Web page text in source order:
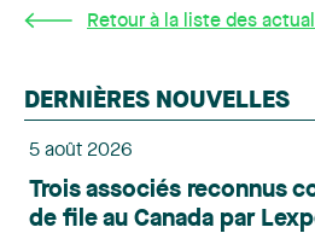
Retour à la liste des
DERNIÈRES NOUVELLES
5 août 2026
Trois associés reconnus
de file au Canada par